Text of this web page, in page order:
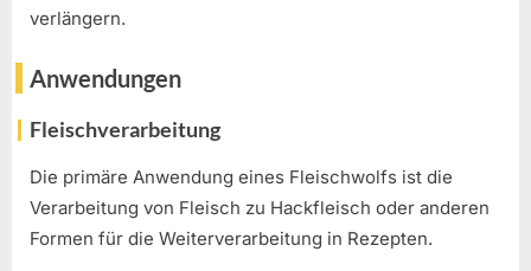
verlängern.
Anwendungen
Fleischverarbeitung
Die primäre Anwendung eines Fleischwolfs ist die
Verarbeitung von Fleisch zu Hackfleisch oder anderen
Formen für die Weiterverarbeitung in Rezepten.